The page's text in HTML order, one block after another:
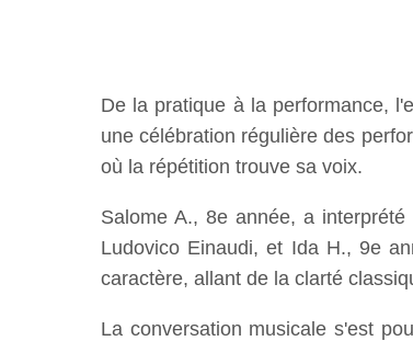
De la pratique à la performance,
une célébration régulière des
où la répétition trouve sa voix.
Salome A., 8e année, a
Ludovico Einaudi, et Ida H., 9e
caractère, allant de la clarté
La conversation musicale s'est